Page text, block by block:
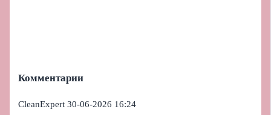
Комментарии
CleanExpert 30-06-2026 16:24